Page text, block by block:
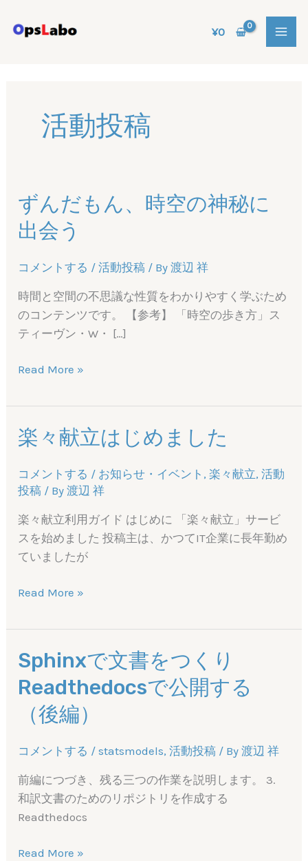
¥0
活動投稿
ずんだもん、時空の神秘に
出会う
コメントする /活動投稿 / By渡辺 祥
時間と空間の不思議な性質をわかりやすく学ぶため
のコンテンツです。 【参考】 「時空の歩き方」ス
ティーヴン・W・ […]
ず
だ
も
ん、
空
の
神
秘
に
会
Read More »
楽々献立はじめました
コメントする / お知らせ・イベント , 楽々献立,活動
投稿 / By渡辺 祥
楽々献立利用ガイド はじめに 「楽々献立」サービ
スを始めました 投稿主は、かつてIT企業に長年勤め
ていましたが
楽々
立
じ
め
Read More »
Sphinxで文書をつくり
Readthedocsで公開する
（後編）
コメントする /statsmodels,活動投稿 / By渡辺 祥
前編につづき、残る三つの作業を説明します。 3.
和訳文書のためのリポジトリを作成する
Readthedocs
Sphinx
Read More »